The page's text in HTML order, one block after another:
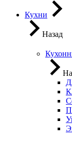
Кухни
Назад